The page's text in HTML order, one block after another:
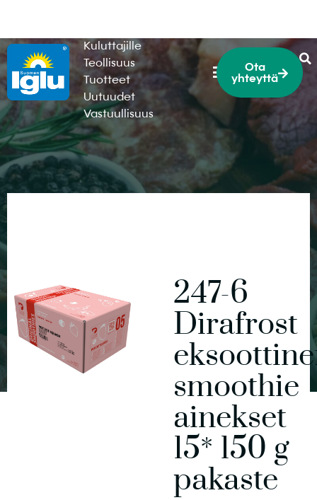
Kuluttajille
Teollisuus
Tuotteet
Uutuudet
Vastuullisuus
Ota
yhteyttä
247-6
Dirafrost
smoothie
ainekset
15* 150 g
pakaste